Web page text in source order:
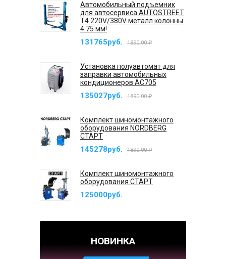
Автомобильный подъемник
для автосервиса AUTOSTREET
T4 220V/380V металл колонны
4.75 мм!
131765руб. 1890.00 ₽
Установка полуавтомат для
заправки автомобильных
кондиционеров AC705
135027руб. 1890.00 ₽
Комплект шиномонтажного
оборудования NORDBERG
СТАРТ
145278руб. 1890.00 ₽
Комплект шиномонтажного
оборудования СТАРТ
125000руб.
НОВИНКА